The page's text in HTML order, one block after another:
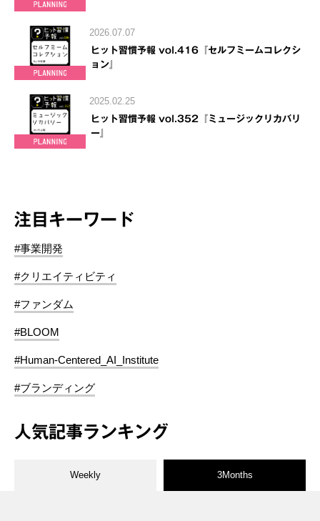
2026.07.07
ヒット習慣予報 vol.416『セルフミームコレクシ
ョン』
2025.02.25
ヒット習慣予報 vol.352『ミュージックリカバリ
ー』
注目キーワード
#事業開発
#クリエイティビティ
#ファンダム
#BLOOM
#Human-Centered_AI_Institute
#ブランディング
人気記事ランキング
Weekly 3Months